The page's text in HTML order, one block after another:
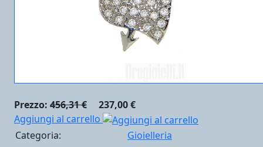
Prezzo: 456,31 €
237,00 €
Aggiungi al carrello
Categoria:
Gioielleria